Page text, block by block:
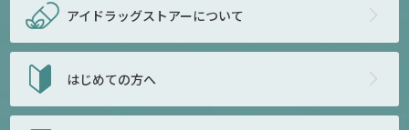
アイドラッグストアーについて
はじめての方へ